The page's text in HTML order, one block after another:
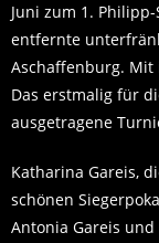
Juni zum 1.
entfernte
Aschaffenburg. Mit
Das erstmalig für
ausgetragene
Katharina Gareis,
schönen
Antonia Gareis